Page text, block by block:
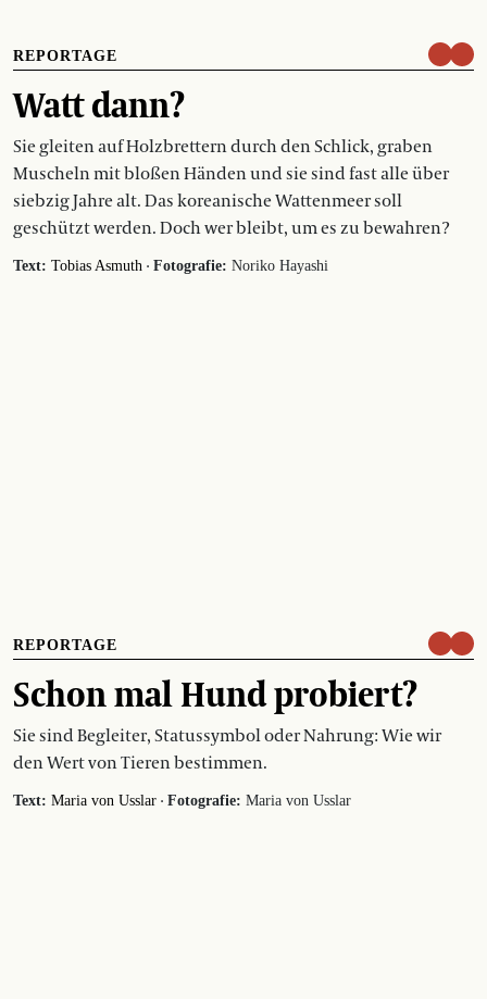
REPORTAGE
Watt dann?
Sie gleiten auf Holzbrettern durch den Schlick, graben
Muscheln mit bloßen Händen und sie sind fast alle über
siebzig Jahre alt. Das koreanische Wattenmeer soll
geschützt werden. Doch wer bleibt, um es zu bewahren?
Text: Tobias Asmuth · Fotografie: Noriko Hayashi
REPORTAGE
Schon mal Hund probiert?
Sie sind Begleiter, Statussymbol oder Nahrung: Wie wir
den Wert von Tieren bestimmen.
Text: Maria von Usslar · Fotografie: Maria von Usslar